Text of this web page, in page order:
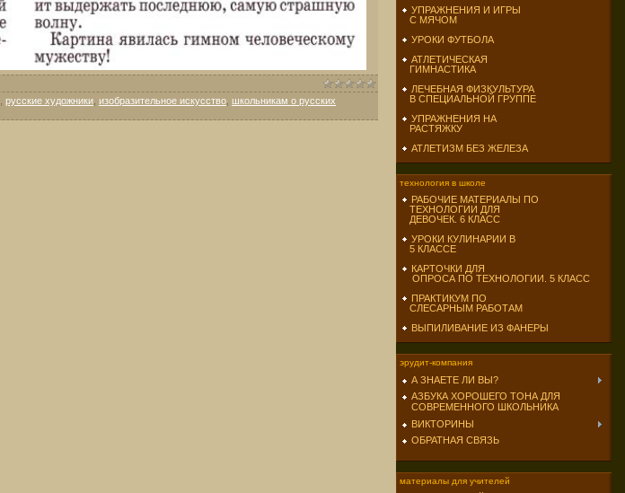
русские художники изобразительное искусство школьникам о русских
УПРАЖНЕНИЯ И ИГРЫ
С МЯЧОМ
УРОКИ ФУТБОЛА
АТЛЕТИЧЕСКАЯ
ГИМНАСТИКА
ЛЕЧЕБНАЯ ФИЗКУЛЬТУРА
В СПЕЦИАЛЬНОЙ ГРУППЕ
УПРАЖНЕНИЯ НА
РАСТЯЖКУ
АТЛЕТИЗМ БЕЗ ЖЕЛЕЗА
технология в школе
РАБОЧИЕ МАТЕРИАЛЫ ПО
ТЕХНОЛОГИИ ДЛЯ
ДЕВОЧЕК. 6 КЛАСС
УРОКИ КУЛИНАРИИ В
5 КЛАССЕ
КАРТОЧКИ ДЛЯ
ОПРОСА ПО ТЕХНОЛОГИИ. 5 КЛАСС
ПРАКТИКУМ ПО
СЛЕСАРНЫМ РАБОТАМ
ВЫПИЛИВАНИЕ ИЗ ФАНЕРЫ
эрудит-компания
А ЗНАЕТЕ ЛИ ВЫ?
АЗБУКА ХОРОШЕГО ТОНА ДЛЯ
СОВРЕМЕННОГО ШКОЛЬНИКА
ВИКТОРИНЫ
ОБРАТНАЯ СВЯЗЬ
материалы для учителей